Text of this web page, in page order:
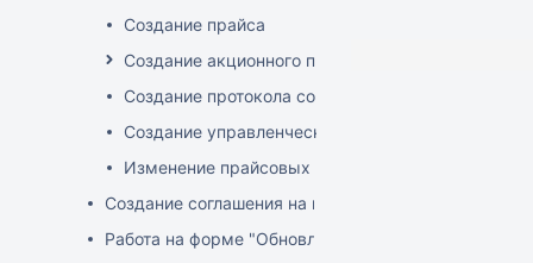
Создание прайса
Создание акционного прайса
Создание протокола согласования цен
Создание управленческого прайса
Изменение прайсовых цен
Создание соглашения на поставку
Работа на форме "Обновление розничных цен"